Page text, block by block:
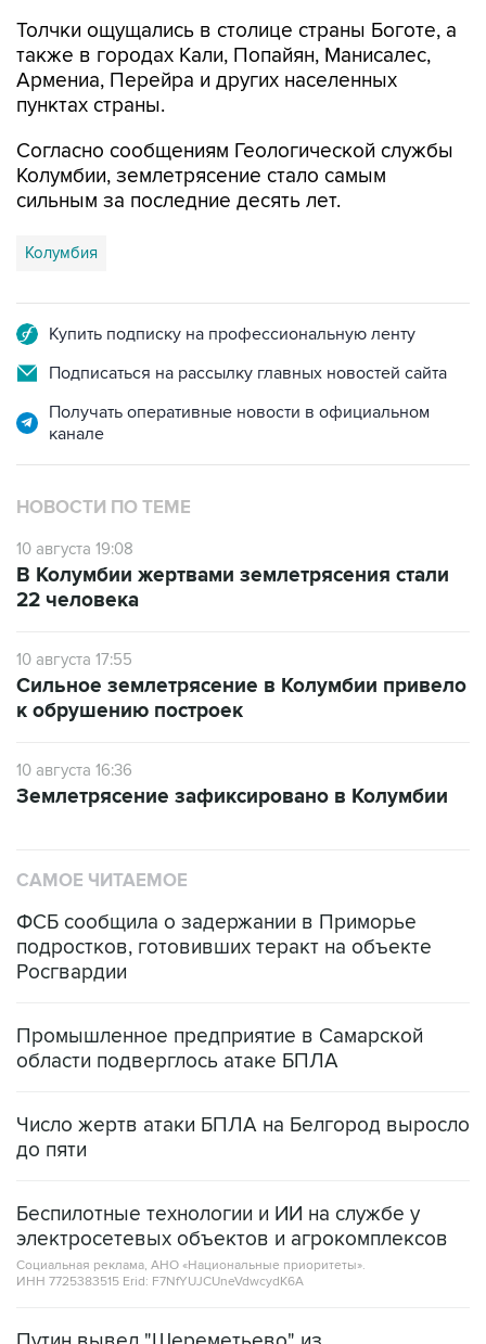
Толчки ощущались в столице страны Боготе, а
также в городах Кали, Попайян, Манисалес,
Армениа, Перейра и других населенных
пунктах страны.
Согласно сообщениям Геологической службы
Колумбии, землетрясение стало самым
сильным за последние десять лет.
Колумбия
Купить подписку на профессиональную ленту
Подписаться на рассылку главных новостей сайта
Получать оперативные новости в официальном
канале
НОВОСТИ ПО ТЕМЕ
10 августа 19:08
В Колумбии жертвами землетрясения стали
22 человека
10 августа 17:55
Сильное землетрясение в Колумбии привело
к обрушению построек
10 августа 16:36
Землетрясение зафиксировано в Колумбии
САМОЕ ЧИТАЕМОЕ
ФСБ сообщила о задержании в Приморье
подростков, готовивших теракт на объекте
Росгвардии
Промышленное предприятие в Самарской
области подверглось атаке БПЛА
Число жертв атаки БПЛА на Белгород выросло
до пяти
Беспилотные технологии и ИИ на службе у
электросетевых объектов и агрокомплексов
Социальная реклама, АНО «Национальные приоритеты».
ИНН 7725383515 Erid: F7NfYUJCUneVdwcydK6A